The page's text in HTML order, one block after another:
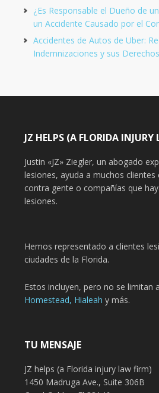
¿Es Responsable el Dueño de
un Accidente Causado por el
Accidentes de Autos de Uber:
Indemnizaciones y sus Derechos
JZ HELPS (A FLORIDA INJURY
Justin «JZ» Ziegler, un abogado
lesiones, ayuda a muchos clientes
contra gente o compañías que
lesiones.
Hemos representado a clientes
ciudades de la Florida.
Estos incluyen, pero no se limitan
Homestead, Hialeah y más.
TU MENSAJE
JZ helps (a Florida injury law firm)
1450 Madruga Ave., Suite 306B